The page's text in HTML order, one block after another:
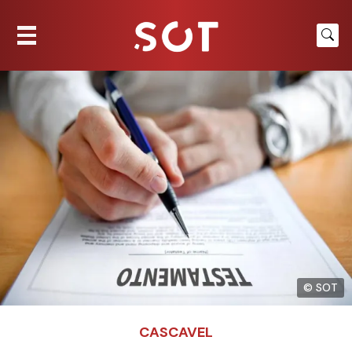
© SOT
CASCAVEL